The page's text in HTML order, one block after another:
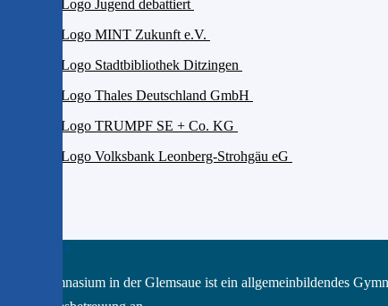
Das GGD
Das Gymnasium in der Glemsaue ist ein allgemeinbildendes